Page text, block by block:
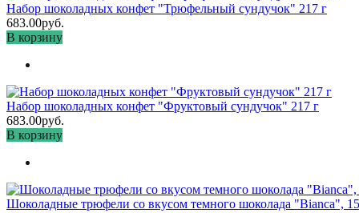
Набор шоколадных конфет "Трюфельный сундучок" 217 г
683.00руб.
В корзину
Набор шоколадных конфет "Фруктовый сундучок" 217 г
683.00руб.
В корзину
Шоколадные трюфели со вкусом темного шоколада "Bianca",